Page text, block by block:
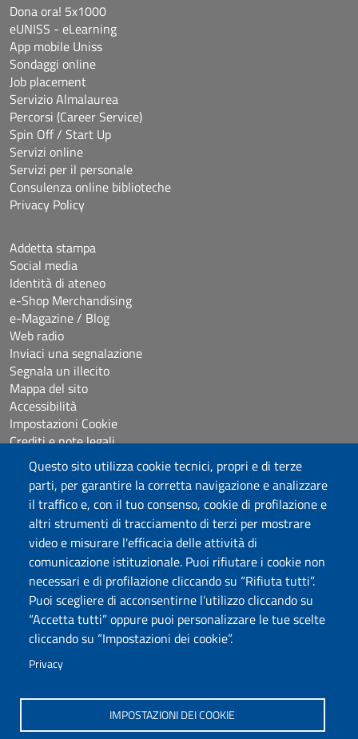
Questo sito utilizza cookie tecnici, propri e di terze
parti, per garantire la corretta navigazione e analizzare
il traffico e, con il tuo consenso, cookie di profilazione e
altri strumenti di tracciamento di terzi per mostrare
video e misurare l'efficacia delle attività di
comunicazione istituzionale. Puoi rifiutare i cookie non
necessari e di profilazione cliccando su “Rifiuta tutti”.
Puoi scegliere di acconsentirne l’utilizzo cliccando su
“Accetta tutti” oppure puoi personalizzare le tue scelte
cliccando su “Impostazioni dei cookie”.
Privacy
IMPOSTAZIONI DEI COOKIE
Università degli Studi di Sassari
Piazza Università 21, Sassari
Tel.: 800 882994 (Orientamento studenti)
RETTORE:rettore@uniss.it
PEC:protocollo@pec.uniss.it
URP:urp@uniss.it
P.I. 00196350904 –pagoPA®
Dona ora! 5x1000
eUNISS - eLearning
App mobile Uniss
Sondaggi online
Job placement
Servizio Almalaurea
Percorsi (Career Service)
Spin Off / Start Up
Servizi online
Servizi per il personale
Consulenza online biblioteche
Privacy Policy
Addetta stampa
Social media
Identità di ateneo
e-Shop Merchandising
e-Magazine / Blog
Web radio
Inviaci una segnalazione
Segnala un illecito
Mappa del sito
Accessibilità
Impostazioni Cookie
Crediti e note legali
Seguici su
Chatta con noi